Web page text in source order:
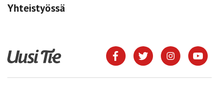
Yhteistyössä